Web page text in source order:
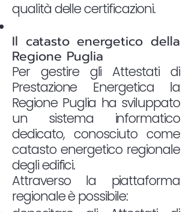
qualità delle certificazioni.
Il catasto energetico della
Regione Puglia
Per gestire gli Attestati di
Prestazione Energetica la
Regione Puglia ha sviluppato
un sistema informatico
dedicato, conosciuto come
catasto energetico regionale
degli edifici.
Attraverso la piattaforma
regionale è possibile: